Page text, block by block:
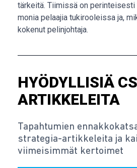
tärkeitä. Tiimissä on perinteisesti
monia pelaajia tukirooleissa ja,
kokenut pelinjohtaja.
HYÖDYLLISIÄ
ARTIKKELEITA
Tapahtumien
strategia-artikkeleita ja
viimeisimmät kertoimet